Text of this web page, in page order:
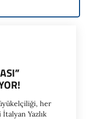
her
Yazlık